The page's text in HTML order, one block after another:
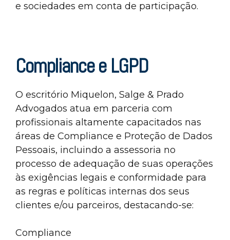
e sociedades em conta de participação.
Compliance e LGPD
O escritório Miquelon, Salge & Prado
Advogados atua em parceria com
profissionais altamente capacitados nas
áreas de Compliance e Proteção de Dados
Pessoais, incluindo a assessoria no
processo de adequação de suas operações
às exigências legais e conformidade para
as regras e políticas internas dos seus
clientes e/ou parceiros, destacando-se:
Compliance